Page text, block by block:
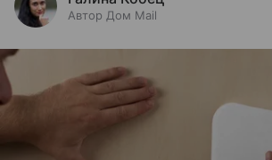
Автор Дом Mail